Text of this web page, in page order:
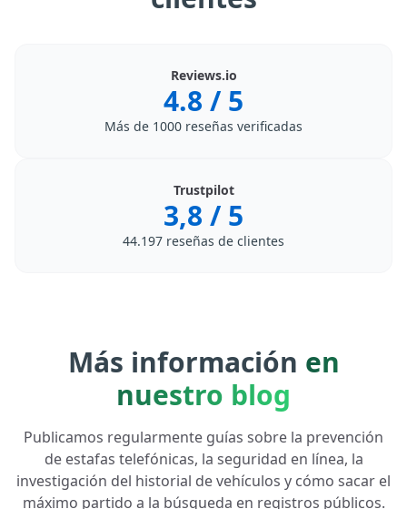
Reviews.io
4.8 / 5
Más de 1000 reseñas verificadas
Trustpilot
3,8 / 5
44.197 reseñas de clientes
Más información en
nuestro blog
Publicamos regularmente guías sobre la prevención
de estafas telefónicas, la seguridad en línea, la
investigación del historial de vehículos y cómo sacar el
máximo partido a la búsqueda en registros públicos.